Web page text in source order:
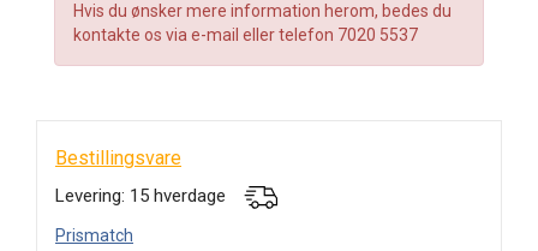
Hvis du ønsker mere information herom, bedes du
kontakte os via e-mail eller telefon 7020 5537
Bestillingsvare
Levering: 15 hverdage
Prismatch